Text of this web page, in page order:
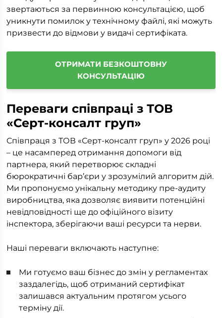
звертаються за первинною консультацією, щоб
уникнути помилок у технічному файлі, які можуть
призвести до відмови у видачі сертифіката.
ОТРИМАТИ БЕЗКОШТОВНУ
КОНСУЛЬТАЦІЮ
Переваги співпраці з ТОВ
«Серт-консалт груп»
Співпраця з ТОВ «Серт-консалт груп» у 2026 році
– це насамперед отримання допомоги від
партнера, який перетворює складні
бюрократичні бар’єри у зрозумілий алгоритм дій.
Ми пропонуємо унікальну методику пре-аудиту
виробництва, яка дозволяє виявити потенційні
невідповідності ще до офіційного візиту
інспектора, зберігаючи ваші ресурси та нерви.
Наші переваги включають наступне:
Ми готуємо ваш бізнес до змін у регламентах
заздалегідь, щоб отриманий сертифікат
залишався актуальним протягом усього
терміну дії.